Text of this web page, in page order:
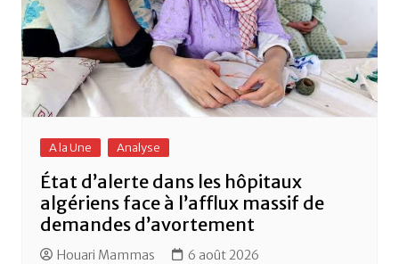
A la Une Analyse
État d’alerte dans les hôpitaux
algériens face à l’afflux massif de
demandes d’avortement
Houari Mammas 6 août 2026